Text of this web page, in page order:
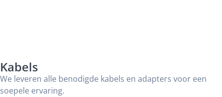
Kabels
We leveren alle benodigde kabels en adapters voor een
soepele ervaring.